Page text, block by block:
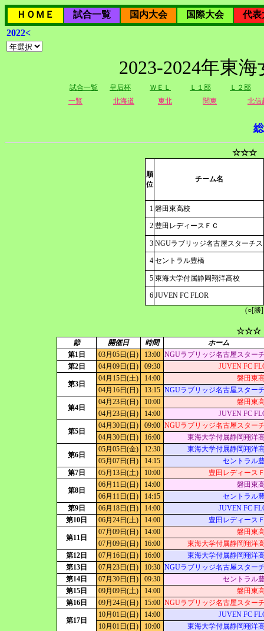
ＨＯＭＥ 試合一覧 国内大会 国際大会
代表
2022<
2023-2024年東
試合一覧 皇后杯 ＷＥＬ Ｌ１部
Ｌ２部
一覧
北海道 東北 関東 北信
☆☆☆
順
位
チーム名
1 磐田東高校
2 豊田レディースＦＣ
3 NGUラブリッジ名古屋スターチス
4 セントラル豊橋
5 東海大学付属静岡翔洋高校
6 JUVEN FC FLOR
(○[勝
☆☆☆
節 開催日 時間
ホーム
第1日
03月05日(日) 13:00 NGUラブリッジ名古屋スター
第2日
04月09日(日) 09:30 JUVEN FC
第3日
04月15日(土) 14:00
磐田東
04月16日(日)
13:15 NGUラブリッジ名古屋スター
第4日
04月23日(日) 10:00
磐田東
04月23日(日)
14:00 JUVEN FC
第5日
04月30日(日) 09:00 NGUラブリッジ名古屋スター
04月30日(日)
16:00 東海大学付属静岡翔洋
第6日
05月05日(金) 12:30
東海大学付属静岡翔洋
05月07日(日)
14:15
セントラル
第7日
05月13日(土) 10:00 豊田レディース
第8日
06月11日(日) 14:00
磐田東
06月11日(日)
14:15
セントラル
第9日
06月18日(日) 14:00
JUVEN FC
第10日
06月24日(土) 14:00 豊田レディース
第11日
07月09日(日) 14:00
磐田東
07月09日(日)
16:00
東海大学付属静岡翔洋
第12日
07月16日(日) 16:00
東海大学付属静岡翔洋
第13日
07月23日(日) 10:30 NGUラブリッジ名古屋スター
第14日
07月30日(日) 09:30
セントラル
第15日
09月09日(土) 14:00
磐田東
第16日
09月24日(日) 15:00 NGUラブリッジ名古屋スター
第17日
10月01日(日) 14:00
JUVEN FC
10月01日(日)
10:00 東海大学付属静岡翔洋